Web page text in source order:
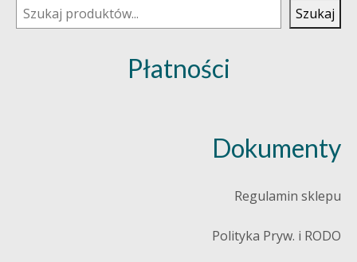
Szukaj
Płatności
Dokumenty
Regulamin sklepu
Polityka Pryw. i RODO